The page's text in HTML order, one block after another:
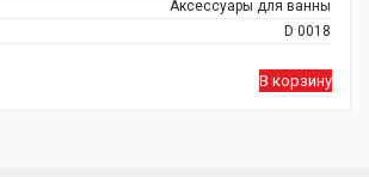
Аксессуары для ванны
D 0018
В корзину